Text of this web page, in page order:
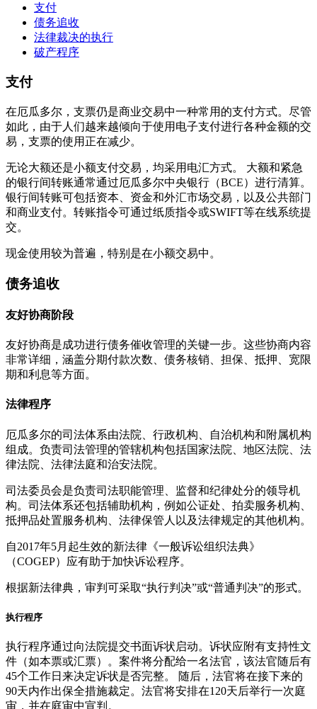
支付
债务追收
法律裁决的执行
破产程序
支付
在厄瓜多尔，支票仍是商业交易中一种常用的支付方式。尽管
如此，由于人们越来越倾向于使用电子支付进行各种金额的交
易，支票的使用正在减少。
无论大额还是小额支付交易，均采用电汇方式。 大额和紧急
的银行间转账通常通过厄瓜多尔中央银行（BCE）进行清算。
银行间转账可包括资本、资金和外汇市场交易，以及公共部门
和商业支付。转账指令可通过纸质指令或SWIFT等在线系统提
交。
现金使用较为普遍，特别是在小额交易中。
债务追收
友好协商阶段
友好协商是成功进行债务催收管理的关键一步。这些协商内容
非常详细，涵盖分期付款次数、债务核销、担保、抵押、宽限
期和利息等方面。
法律程序
厄瓜多尔的司法体系由法院、行政机构、自治机构和附属机构
组成。负责司法管理的管辖机构包括国家法院、地区法院、法
律法院、法律法庭和治安法院。
司法委员会是负责司法职能管理、监督和纪律处分的领导机
构。司法体系还包括辅助机构，例如公证处、拍卖服务机构、
抵押品处置服务机构、法律保管人以及法律规定的其他机构。
自2017年5月起生效的新法律《一般诉讼组织法典》
（COGEP）应有助于加快诉讼程序。
根据新法律典，审判可采取“执行判决”或“普通判决”的形式。
执行程序
执行程序通过向法院提交书面诉状启动。诉状应附有支持性文
件（如本票或汇票）。案件将分配给一名法官，该法官随后有
45个工作日来决定诉状是否完整。 随后，法官将在接下来的
90天内作出保全措施裁定。法官将安排在120天后举行一次庭
审，并在庭审中宣判。